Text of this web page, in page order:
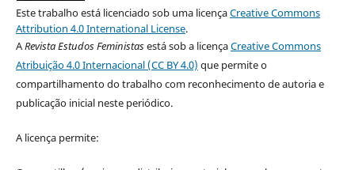
Este trabalho está licenciado sob uma licençaCreative Commons
Attribution 4.0 International License.
ARevista Estudos Feministasestá sob a licençaCreative Commons
Atribuição 4.0 Internacional (CC BY 4.0) que permite o
compartilhamento do trabalho com reconhecimento de autoria e
publicação inicial neste periódico.
A licença permite: